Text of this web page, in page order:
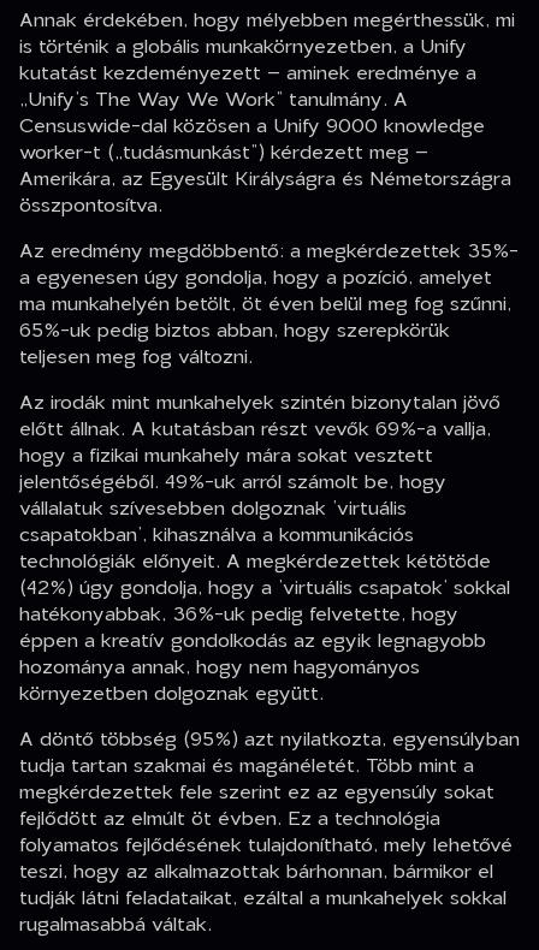
Annak érdekében, hogy mélyebben megérthessük, mi
is történik a globális munkakörnyezetben, a Unify
kutatást kezdeményezett – aminek eredménye a
„Unify’s The Way We Work” tanulmány. A
Censuswide-dal közösen a Unify 9000 knowledge
worker-t („tudásmunkást”) kérdezett meg –
Amerikára, az Egyesült Királyságra és Németországra
összpontosítva.
Az eredmény megdöbbentő: a megkérdezettek 35%-
a egyenesen úgy gondolja, hogy a pozíció, amelyet
ma munkahelyén betölt, öt éven belül meg fog szűnni,
65%-uk pedig biztos abban, hogy szerepkörük
teljesen meg fog változni.
Az irodák mint munkahelyek szintén bizonytalan jövő
előtt állnak. A kutatásban részt vevők 69%-a vallja,
hogy a fizikai munkahely mára sokat vesztett
jelentőségéből. 49%-uk arról számolt be, hogy
vállalatuk szívesebben dolgoznak ’virtuális
csapatokban’, kihasználva a kommunikációs
technológiák előnyeit. A megkérdezettek kétötöde
(42%) úgy gondolja, hogy a ’virtuális csapatok’ sokkal
hatékonyabbak, 36%-uk pedig felvetette, hogy
éppen a kreatív gondolkodás az egyik legnagyobb
hozománya annak, hogy nem hagyományos
környezetben dolgoznak együtt.
A döntő többség (95%) azt nyilatkozta, egyensúlyban
tudja tartan szakmai és magánéletét. Több mint a
megkérdezettek fele szerint ez az egyensúly sokat
fejlődött az elmúlt öt évben. Ez a technológia
folyamatos fejlődésének tulajdonítható, mely lehetővé
teszi, hogy az alkalmazottak bárhonnan, bármikor el
tudják látni feladataikat, ezáltal a munkahelyek sokkal
rugalmasabbá váltak.